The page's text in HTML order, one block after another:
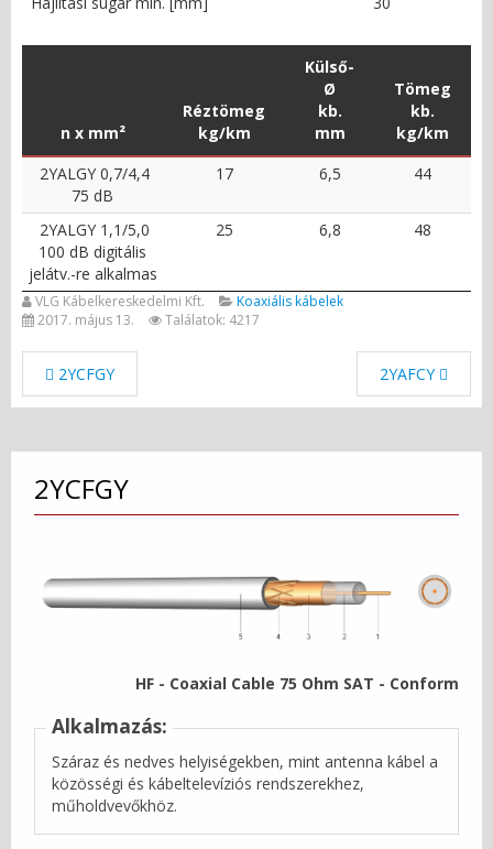
n x mm²
Réztömeg
kg/km
Külső-
Ø
kb.
mm
Tömeg
kb.
kg/km
2YALGY 0,7/4,4
75 dB
17 6,5 44
2YALGY 1,1/5,0
100 dB digitális
jelátv.-re alkalmas
25 6,8 48
VLG Kábelkereskedelmi Kft.
Koaxiális kábelek
2017. május 13.
Találatok: 4217
2YCFGY 2YAFCY
2YCFGY
HF - Coaxial Cable 75 Ohm SAT - Conform
Alkalmazás:
Száraz és nedves helyiségekben, mint antenna kábel a
közösségi és kábeltelevíziós rendszerekhez,
műholdvevőkhöz.